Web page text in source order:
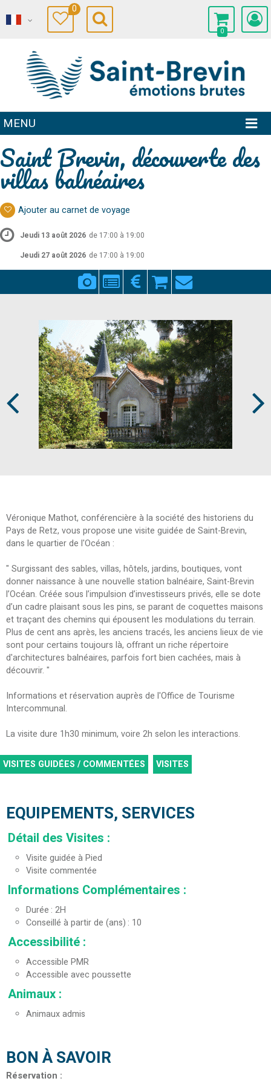
0
0
MENU
Saint Brevin, découverte des
villas balnéaires
Ajouter au carnet de voyage
Jeudi 13 août 2026 de 17:00 à 19:00
Jeudi 27 août 2026 de 17:00 à 19:00
Véronique Mathot, conférencière à la société des historiens du
Pays de Retz, vous propose une visite guidée de Saint-Brevin,
dans le quartier de l'Océan :
" Surgissant des sables, villas, hôtels, jardins, boutiques, vont
donner naissance à une nouvelle station balnéaire, Saint-Brevin
l’Océan. Créée sous l’impulsion d’investisseurs privés, elle se dote
d’un cadre plaisant sous les pins, se parant de coquettes maisons
et traçant des chemins qui épousent les modulations du terrain.
Plus de cent ans après, les anciens tracés, les anciens lieux de vie
sont pour certains toujours là, offrant un riche répertoire
d'architectures balnéaires, parfois fort bien cachées, mais à
découvrir. "
Informations et réservation auprès de l'Office de Tourisme
Intercommunal.
La visite dure 1h30 minimum, voire 2h selon les interactions.
VISITES GUIDÉES / COMMENTÉES VISITES
EQUIPEMENTS, SERVICES
Détail des Visites :
Visite guidée à Pied
Visite commentée
Informations Complémentaires :
Durée 2H
Conseillé à partir de (ans) 10
Accessibilité :
Accessible PMR
Accessible avec poussette
Animaux :
Animaux admis
BON À SAVOIR
Réservation :